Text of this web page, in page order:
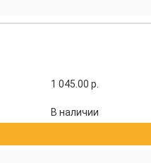
1 045.00 р.
В наличии